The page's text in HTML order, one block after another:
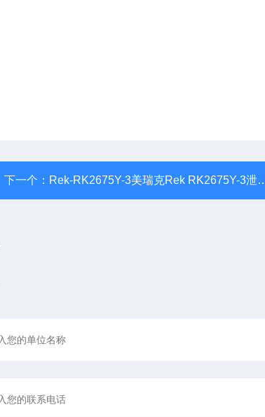
下一个： Rek-RK2675Y-3美瑞克Rek RK2675Y-3泄漏电流测试仪